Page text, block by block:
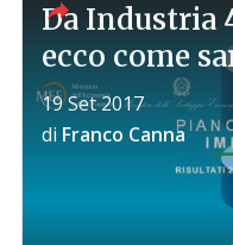
Da Industria
ecco come
19 Set 2017
di Franco Canna